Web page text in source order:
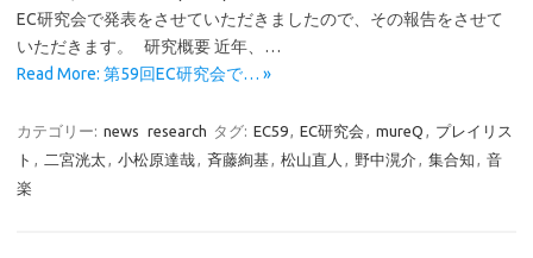
EC研究会で発表をさせていただきましたので、その報告をさせて
いただきます。 研究概要 近年、…
Read More: 第59回EC研究会で… »
カテゴリー: news research タグ: EC59, EC研究会 , mureQ , プレイリス
ト , 二宮洸太, 小松原達哉, 斉藤絢基, 松山直人 , 野中滉介, 集合知 , 音
楽